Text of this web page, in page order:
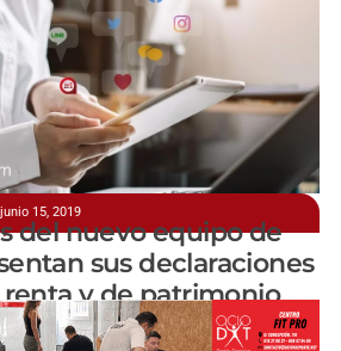
junio 15, 2019
del nuevo equipo de
sus declaraciones
y de patrimonio